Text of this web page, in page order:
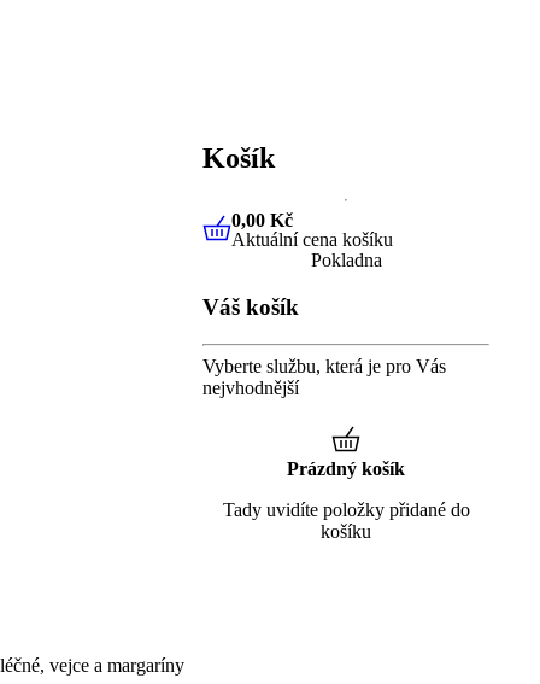
vejce a margaríny
Košík
0,00 KčAktuální cena košíku
0,00 Kč
Aktuální cena košíku
Pokladna
Váš košík
Vyberte službu, která je pro Vás
nejvhodnější
Prázdný košík
Tady uvidíte položky přidané do
košíku